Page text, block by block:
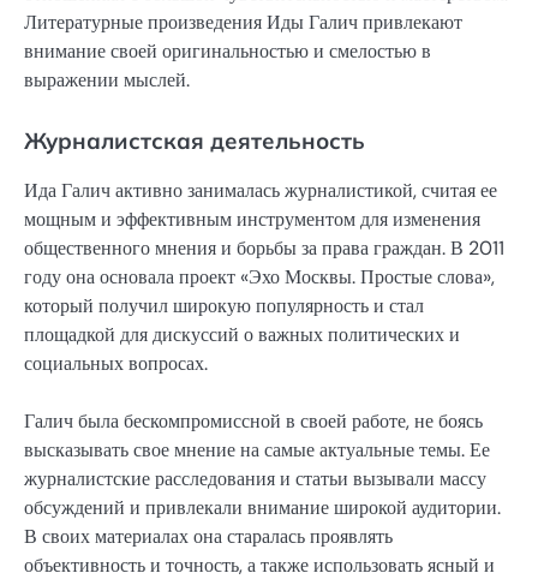
Литературные произведения Иды Галич привлекают
внимание своей оригинальностью и смелостью в
выражении мыслей.
Журналистская деятельность
Ида Галич активно занималась журналистикой, считая ее
мощным и эффективным инструментом для изменения
общественного мнения и борьбы за права граждан. В 2011
году она основала проект «Эхо Москвы. Простые слова»,
который получил широкую популярность и стал
площадкой для дискуссий о важных политических и
социальных вопросах.
Галич была бескомпромиссной в своей работе, не боясь
высказывать свое мнение на самые актуальные темы. Ее
журналистские расследования и статьи вызывали массу
обсуждений и привлекали внимание широкой аудитории.
В своих материалах она старалась проявлять
объективность и точность, а также использовать ясный и